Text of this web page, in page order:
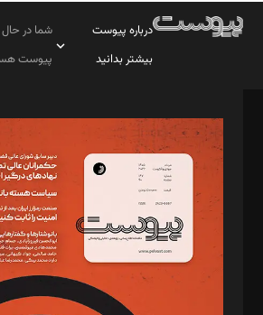
درباره پیوست
بیشتر بدانید
شما در
پیوست
مدیر مسئول: محمدباقر اثنی‌عشری
سردبیر: مهرک محمودی
دبیر تحریریه: میثم قاسمی
د‌بیر ناداستان: سمانه سمیع
د‌بیر خدمت و تجارت: ابوالفضل رجبی
د‌بیر حقوق فناوری: حسام‌الدین ایپکچی
د‌بیر پیوست جهان: مینا پاکدل
د‌بیر تحریریه آنلاین: بابک نقاش